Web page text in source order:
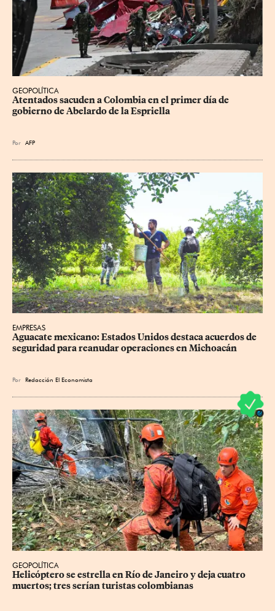
GEOPOLÍTICA
Atentados sacuden a Colombia en el primer día de
gobierno de Abelardo de la Espriella
Por AFP
EMPRESAS
Aguacate mexicano: Estados Unidos destaca acuerdos de
seguridad para reanudar operaciones en Michoacán
Por Redacción El Economista
GEOPOLÍTICA
Helicóptero se estrella en Río de Janeiro y deja cuatro
muertos; tres serían turistas colombianas